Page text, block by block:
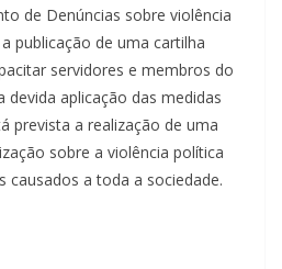
de Denúncias sobre violência
publicação de uma cartilha
servidores e membros do
devida aplicação das medidas
prevista a realização de uma
sobre a violência política
causados a toda a sociedade.